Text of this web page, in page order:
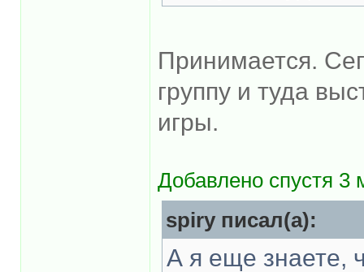
Принимается.
группу и туда
игры.
Добавлено спустя 3
spiry писал(а):
А я еще знаете,